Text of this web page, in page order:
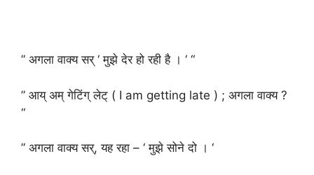
” अगला वाक्य सर् ‘ मुझे देर हो रही है । ‘ “
” आय् अम् गेटिंग् लेट् ( I am getting late ) ; अगला वाक्य ?
“
” अगला वाक्य सर्, यह रहा – ‘ मुझे सोने दो । ‘